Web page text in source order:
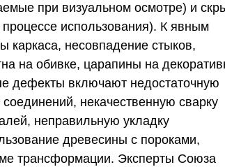
при визуальном осмотре) и
использования). К явным
каркаса, несовпадение стыков,
на обивке, царапины на
дефекты включают недостаточную
некачественную сварку
неправильную укладку
древесины с пороками,
трансформации. Эксперты Союза